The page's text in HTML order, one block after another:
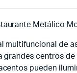
Metálico
multifuncional de
grandes centros
pueden